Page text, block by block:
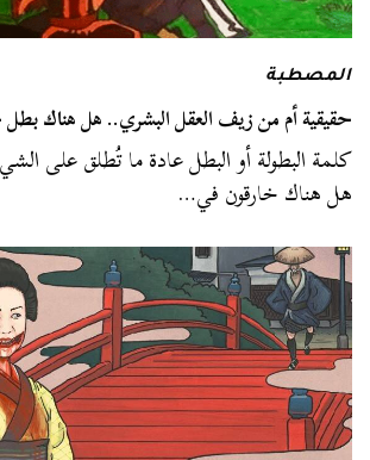
المصطبة
حقيقية أم من زيف العقل البشري.. هل هناك
كلمة البطولة أو البطل عادة ما تُطلق على
هل هناك خارقون في…